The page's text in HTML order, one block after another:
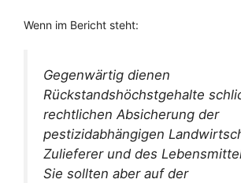
Wenn im Bericht steht:
Gegenwärtig dienen
Rückstandshöchstgehalte
rechtlichen Absicherung der
pestizidabhängigen
Zulieferer und des
Sie sollten aber auf der